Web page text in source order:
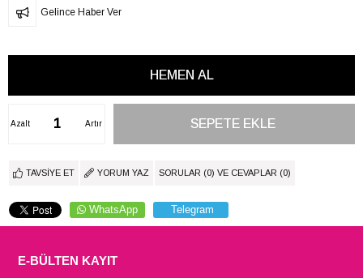
Gelince Haber Ver
Artır
Azalt
TAVSIYE ET YORUM YAZ SORULAR (0) VE CEVAPLAR (0)
WhatsApp Telegram
E-BÜLTEN KAYIT